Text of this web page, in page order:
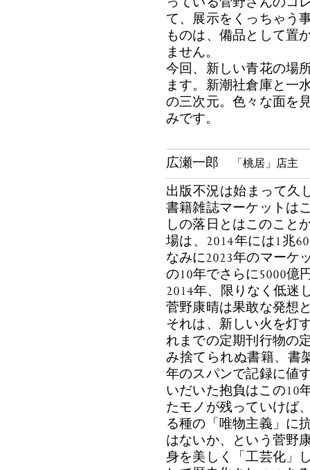
て、展示をくっちゃう
ものは、備品として置
ません。
今回、新しい青花の場
ます。新潮社倉庫と一
の三次元。色々な面を
みです。
広瀬一郎 「桃居」店主
出版不況は始まって久
書籍雑誌マーケットは
しの落日とはこのこと
場は、2014年には1兆
なみに2023年のマーケ
の10年でさらに5000億
2014年、限りなく低迷
菅野康晴は果敢な発想
それは、新しい火を灯
れまでの定期刊行物の
み捨てられぬ書籍、書
年のスパンで記録に値
いだいた抱負はこの10
たモノが残っていけば
る種の「唯物主義」に
はないか、という菅野
身を美しく「工芸化」